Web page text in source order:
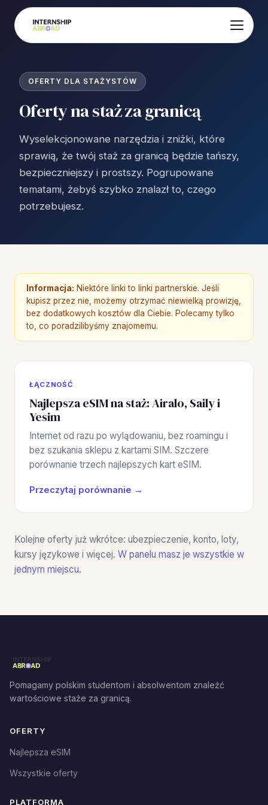
OFERTY DLA STAŻYSTÓW
Oferty na staż za granicą
Wyselekcjonowane narzędzia i zniżki, które
sprawią, że twój staż za granicą będzie tańszy,
bezpieczniejszy i prostszy. Pogrupowane
tematami, żebyś szybko znalazł to, czego
potrzebujesz.
Informacja: Niektóre linki to linki partnerskie. Jeśli
kupisz przez nie, możemy otrzymać niewielką prowizję,
bez dodatkowych kosztów dla Ciebie. Polecamy tylko
to, co poradzilibyśmy znajomemu.
ŁĄCZNOŚĆ
Najlepsza eSIM na staż: Airalo, Saily i
Yesim
Internet od razu po wylądowaniu, bez roamingu i
bez szukania sklepu z kartami SIM. Szczere
porównanie trzech najlepszych kart eSIM.
Przeczytaj porównanie →
Kolejne oferty już wkrótce: ubezpieczenie, konto, loty,
kursy językowe i więcej. W panelu masz je wszystkie w
jednym miejscu.
Pomagamy polskim studentom i absolwentom znaleźć
wartościowe staże za granicą.
OFERTY
Najlepsza eSIM
Wszystkie oferty
PLATFORMA